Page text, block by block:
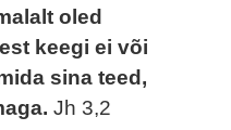
oled
keegi ei või
sina teed,
Jh 3,2